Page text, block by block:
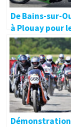
De Bains-sur-
à Plouay pour
Anciennes !